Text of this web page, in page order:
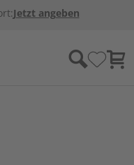
Jetzt angeben